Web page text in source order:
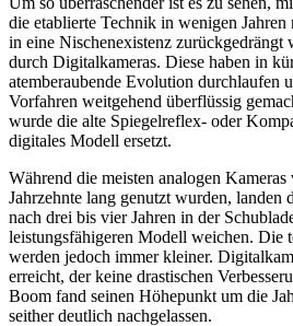
die etablierte Technik in wenigen Jahren
in eine Nischenexistenz zurückgedrängt
durch Digitalkameras. Diese haben in
atemberaubende Evolution durchlaufen
Vorfahren weitgehend überflüssig
wurde die alte Spiegelreflex- oder
digitales Modell ersetzt.
Während die meisten analogen
Jahrzehnte lang genutzt wurden, landen
nach drei bis vier Jahren in der
leistungsfähigeren Modell weichen. Die
werden jedoch immer kleiner.
erreicht, der keine drastischen
Boom fand seinen Höhepunkt um die
seither deutlich nachgelassen.